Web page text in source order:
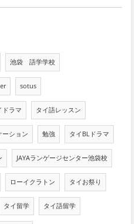
池袋 語学学校
sotus
ドラマ タイ語レッスン
ーション 勉強 タイBLドラマ
JAYAランゲージセンター池袋校
ローイクラトン タイお祭り
タイ留学 タイ語留学